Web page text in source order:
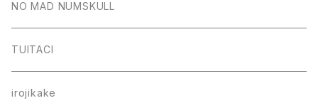
NO MAD NUMSKULL
TUITACI
irojikake